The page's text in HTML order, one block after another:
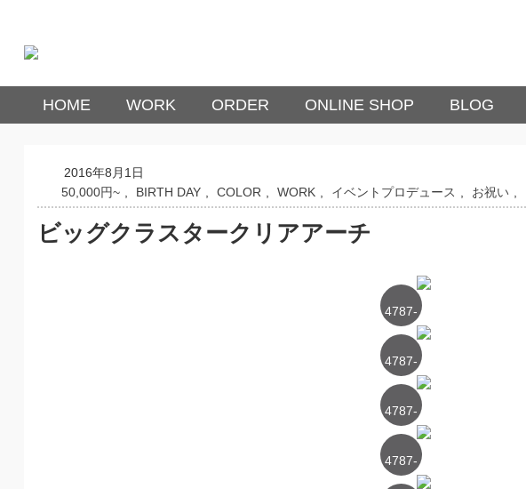
HOME WORK ORDER ONLINE SHOP BLOG
2016年8月1日
50,000円~
BIRTH DAY COLOR WORK イベントプロデュース お祝い
ビッグクラスタークリアアーチ
4787-
1
4787-
2
4787-
3
4787-
4